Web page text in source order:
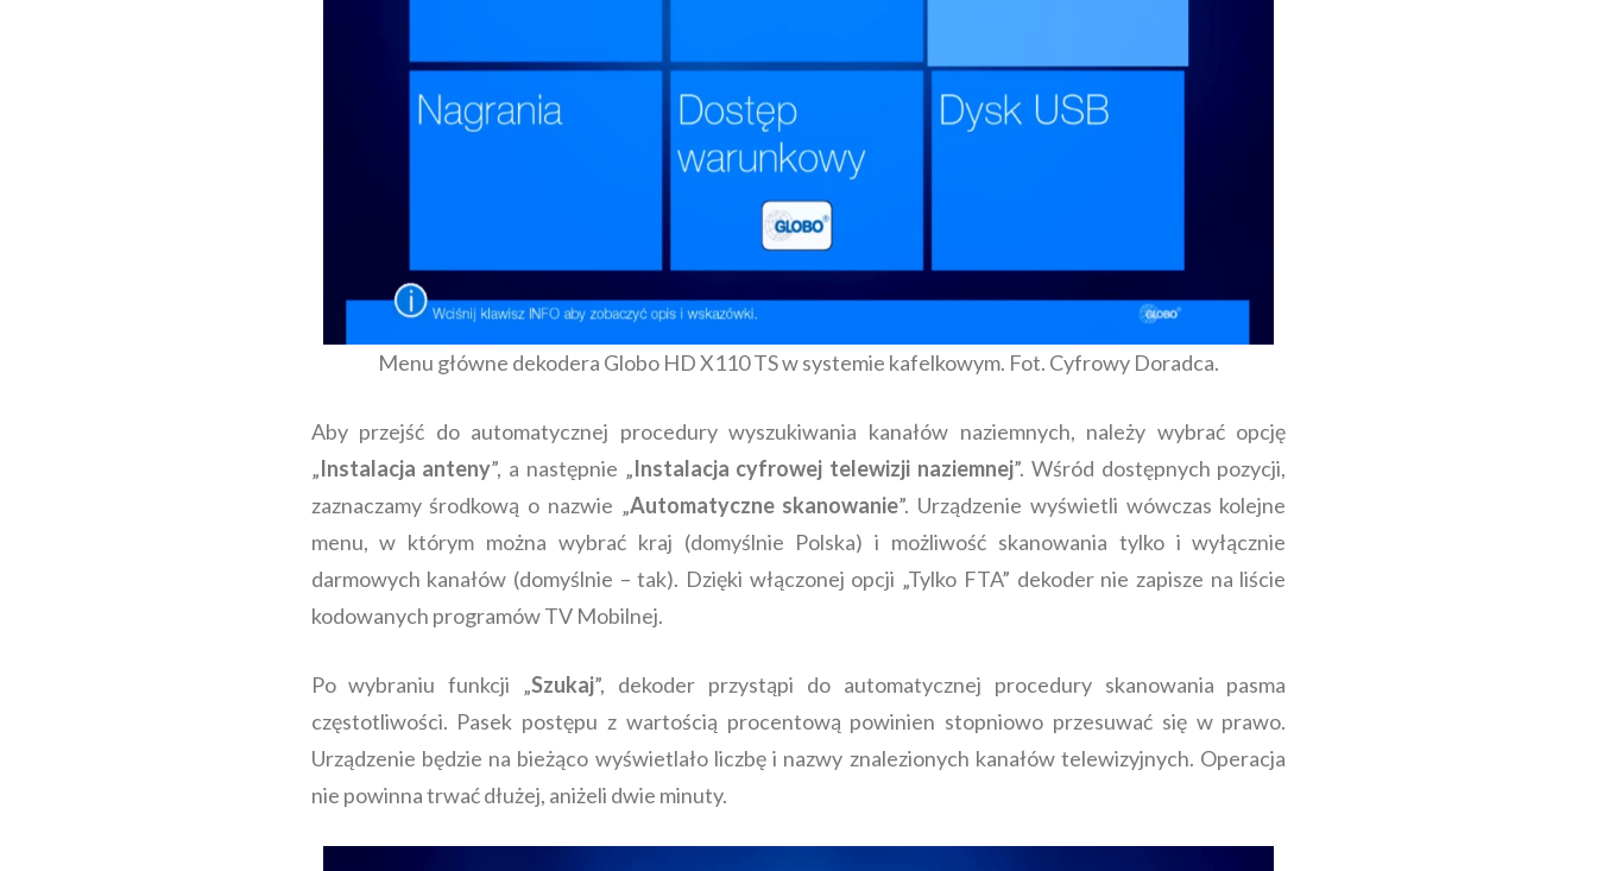
Menu główne dekodera Globo HD X110 TS w systemie kafelkowym. Fot. Cyfrowy Doradca.
Aby przejść do automatycznej procedury wyszukiwania kanałów naziemnych, należy wybrać opcję
„Instalacja anteny”, a następnie „Instalacja cyfrowej telewizji naziemnej”. Wśród dostępnych pozycji,
zaznaczamy środkową o nazwie „Automatyczne skanowanie”. Urządzenie wyświetli wówczas kolejne
menu, w którym można wybrać kraj (domyślnie Polska) i możliwość skanowania tylko i wyłącznie
darmowych kanałów (domyślnie – tak). Dzięki włączonej opcji „Tylko FTA” dekoder nie zapisze na liście
kodowanych programów TV Mobilnej.
Po wybraniu funkcji „Szukaj”, dekoder przystąpi do automatycznej procedury skanowania pasma
częstotliwości. Pasek postępu z wartością procentową powinien stopniowo przesuwać się w prawo.
Urządzenie będzie na bieżąco wyświetlało liczbę i nazwy znalezionych kanałów telewizyjnych. Operacja
nie powinna trwać dłużej, aniżeli dwie minuty.